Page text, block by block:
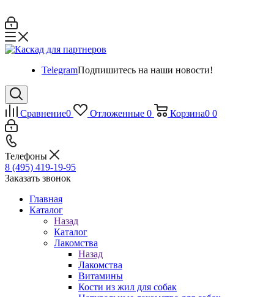
TelegramПодпишитесь на наши новости!
Сравнение0 Отложенные 0 Корзина0 0
Телефоны
8 (495) 419-19-95
Заказать звонок
Главная
Каталог
Назад
Каталог
Лакомства
Назад
Лакомства
Витамины
Кости из жил для собак